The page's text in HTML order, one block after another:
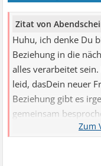
Zitat von
Huhu, ich denke Du
Beziehung in die
alles verarbeitet
leid, dasDein neuer
Beziehung gibt es
gemeinsam
Beschimpfen geht